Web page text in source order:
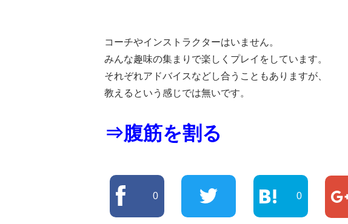
コーチやインストラクターはいません。
みんな趣味の集まりで楽しくプレイをしています。
それぞれアドバイスなどし合うこともありますが、
教えるという感じでは無いです。
⇒腹筋を割る
0 0